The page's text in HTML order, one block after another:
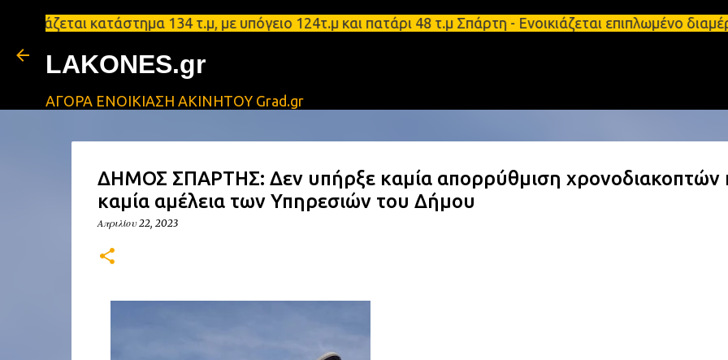
Μετάβαση στο κύριο περιεχόμενο
κατάστημα 134 τ.μ, με υπόγειο 124τ.μ και πατάρι 48 τ.μ Σπάρτη - Ενοικιάζεται επιπλωμένο
LAKONES.gr
ΑΓΟΡΑ ΕΝΟΙΚΙΑΣΗ ΑΚΙΝΗΤΟΥ Grad.gr
ΔΗΜΟΣ ΣΠΑΡΤΗΣ: Δεν υπήρξε καμία απορρύθμιση χρονοδιακοπτών
καμία αμέλεια των Υπηρεσιών του Δήμου
Απριλίου 22, 2023